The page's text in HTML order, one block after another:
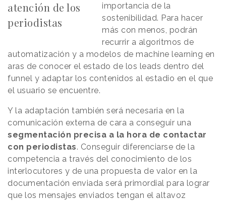
atención de los
periodistas
importancia de la
sostenibilidad. Para hacer
más con menos, podrán
recurrir a algoritmos de
automatización y a modelos de machine learning en
aras de conocer el estado de los leads dentro del
funnel y adaptar los contenidos al estadio en el que
el usuario se encuentre.
Y la adaptación también será necesaria en la
comunicación externa de cara a conseguir una
segmentación precisa a la hora de contactar
con periodistas. Conseguir diferenciarse de la
competencia a través del conocimiento de los
interlocutores y de una propuesta de valor en la
documentación enviada será primordial para lograr
que los mensajes enviados tengan el altavoz